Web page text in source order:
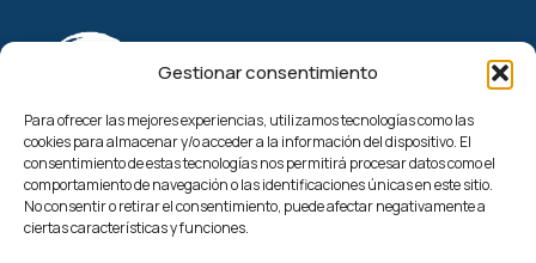
Gestionar consentimiento
Para ofrecer las mejores experiencias, utilizamos tecnologías como las
cookies para almacenar y/o acceder a la información del dispositivo. El
consentimiento de estas tecnologías nos permitirá procesar datos como el
comportamiento de navegación o las identificaciones únicas en este sitio.
No consentir o retirar el consentimiento, puede afectar negativamente a
ciertas características y funciones.
Enlaces de interés
Edición IV
Actualidad